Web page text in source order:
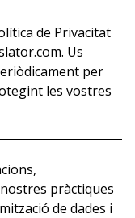
de Privacitat
Us
per
les vostres
pràctiques
de dades i